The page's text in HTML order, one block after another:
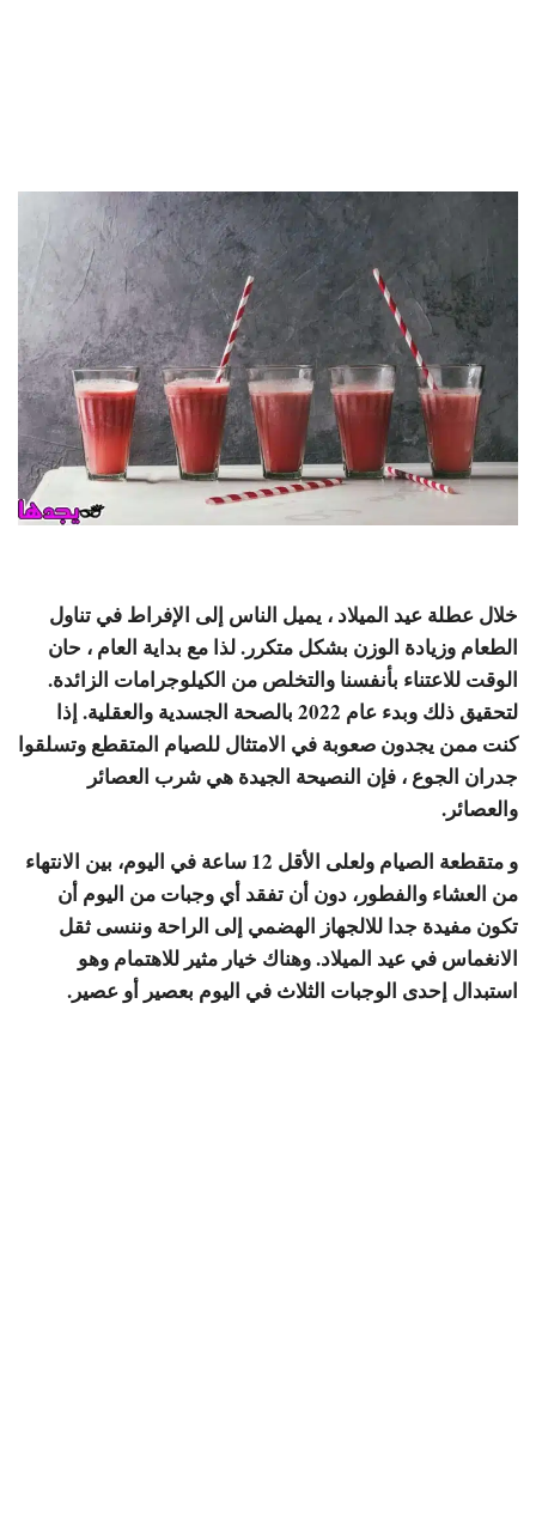
خلال عطلة عيد الميلاد ، يميل الناس إلى الإفراط في تناول
الطعام وزيادة الوزن بشكل متكرر. لذا مع بداية العام ، حان
الوقت للاعتناء بأنفسنا والتخلص من الكيلوجرامات الزائدة.
لتحقيق ذلك وبدء عام 2022 بالصحة الجسدية والعقلية. إذا
كنت ممن يجدون صعوبة في الامتثال للصيام المتقطع وتسلقوا
جدران الجوع ، فإن النصيحة الجيدة هي شرب العصائر
والعصائر.
و متقطعة الصيام ولعلى الأقل 12 ساعة في اليوم، بين الانتهاء
من العشاء والفطور، دون أن تفقد أي وجبات من اليوم أن
تكون مفيدة جدا للالجهاز الهضمي إلى الراحة وننسى ثقل
الانغماس في عيد الميلاد. وهناك خيار مثير للاهتمام وهو
استبدال إحدى الوجبات الثلاث في اليوم بعصير أو عصير.